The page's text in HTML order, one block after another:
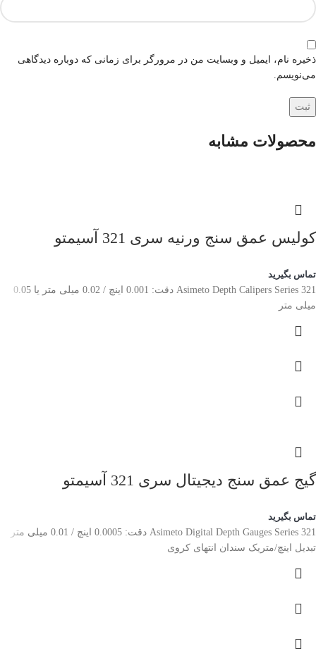
ذخیره نام، ایمیل و وبسایت من در مرورگر برای زمانی که دوباره دیدگاهی
می‌نویسم.
محصولات مشابه
کولیس عمق سنج ورنیه سری 321 آسیمتو
تماس بگیرید
Asimeto Depth Calipers Series 321 دقت: 0.001 اینچ / 0.02 میلی متر یا 0.05
میلی متر
گیج عمق سنج دیجیتال سری 321 آسیمتو
تماس بگیرید
Asimeto Digital Depth Gauges Series 321 دقت: 0.0005 اینچ / 0.01 میلی متر
تبدیل اینچ/متریک سندان انتهای کروی